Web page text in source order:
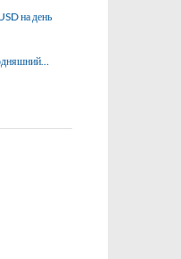
на день